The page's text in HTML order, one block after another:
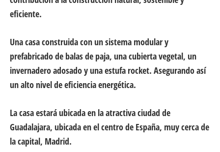
eficiente.
Una casa construida con un sistema modular y
prefabricado de balas de paja, una cubierta vegetal, un
invernadero adosado y una estufa rocket. Asegurando así
un alto nivel de eficiencia energética.
La casa estará ubicada en la atractiva ciudad de
Guadalajara, ubicada en el centro de España, muy cerca de
la capital, Madrid.